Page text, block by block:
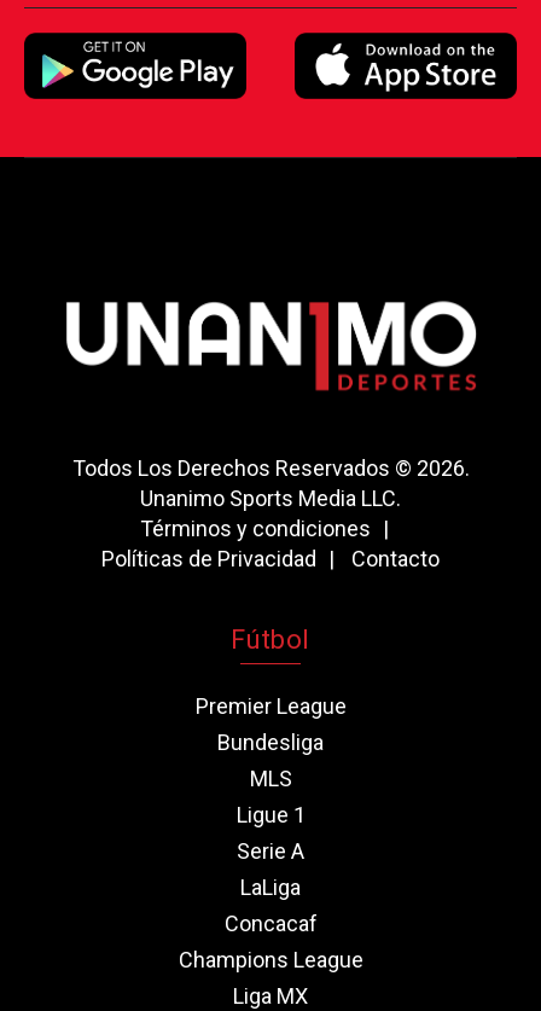
Todos Los Derechos Reservados © 2026.
Unanimo Sports Media LLC.
Términos y condiciones
Políticas de Privacidad
Contacto
Fútbol
Premier League
Bundesliga
MLS
Ligue 1
Serie A
LaLiga
Concacaf
Champions League
Liga MX